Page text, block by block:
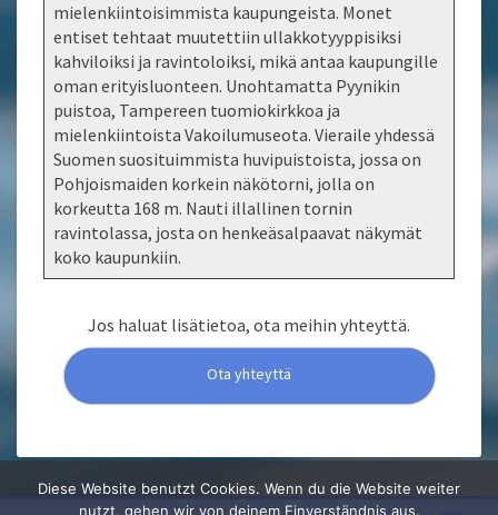
mielenkiintoisimmista kaupungeista. Monet
entiset tehtaat muutettiin ullakkotyyppisiksi
kahviloiksi ja ravintoloiksi, mikä antaa kaupungille
oman erityisluonteen. Unohtamatta Pyynikin
puistoa, Tampereen tuomiokirkkoa ja
mielenkiintoista Vakoilumuseota. Vieraile yhdessä
Suomen suosituimmista huvipuistoista, jossa on
Pohjoismaiden korkein näkötorni, jolla on
korkeutta 168 m. Nauti illallinen tornin
ravintolassa, josta on henkeäsalpaavat näkymät
koko kaupunkiin.
Jos haluat lisätietoa, ota meihin yhteyttä.
Ota yhteyttä
Diese Website benutzt Cookies. Wenn du die Website weiter
nutzt, gehen wir von deinem Einverständnis aus.